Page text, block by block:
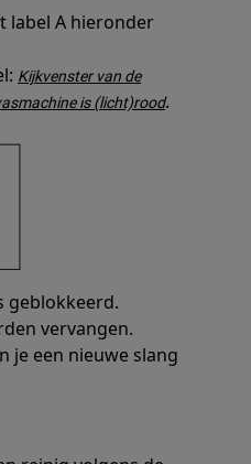
label A hieronder
Kijkvenster van de
is (licht)rood.
geblokkeerd.
vervangen.
je een nieuwe slang